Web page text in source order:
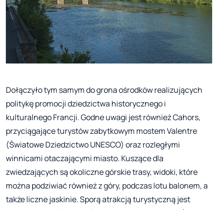
Dołączyło tym samym do grona ośrodków realizujących
politykę promocji dziedzictwa historycznego i
kulturalnego Francji. Godne uwagi jest również Cahors,
przyciągające turystów zabytkowym mostem Valentre
(Światowe Dziedzictwo UNESCO) oraz rozległymi
winnicami otaczającymi miasto. Kuszące dla
zwiedzających są okoliczne górskie trasy, widoki, które
można podziwiać również z góry, podczas lotu balonem, a
także liczne jaskinie. Sporą atrakcją turystyczną jest